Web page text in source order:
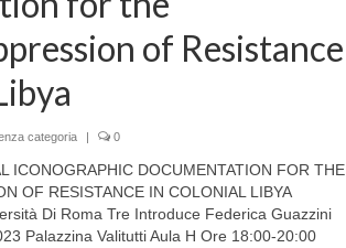
of Resistance
categoria 0
ICONOGRAPHIC DOCUMENTATION FOR THE
OF RESISTANCE IN COLONIAL LIBYA
Di Roma Tre Introduce Federica Guazzini
Palazzina Valitutti Aula H Ore 18:00-20:00